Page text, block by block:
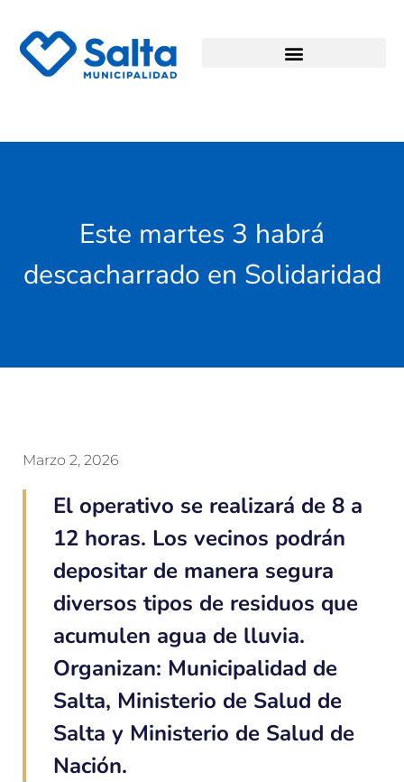
Este martes 3 habrá
descacharrado en Solidaridad
Marzo 2, 2026
El operativo se realizará de 8 a
12 horas. Los vecinos podrán
depositar de manera segura
diversos tipos de residuos que
acumulen agua de lluvia.
Organizan: Municipalidad de
Salta, Ministerio de Salud de
Salta y Ministerio de Salud de
Nación.